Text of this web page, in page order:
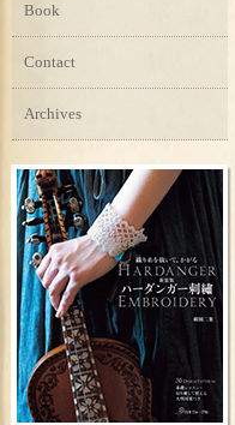
Book
Contact
Archives